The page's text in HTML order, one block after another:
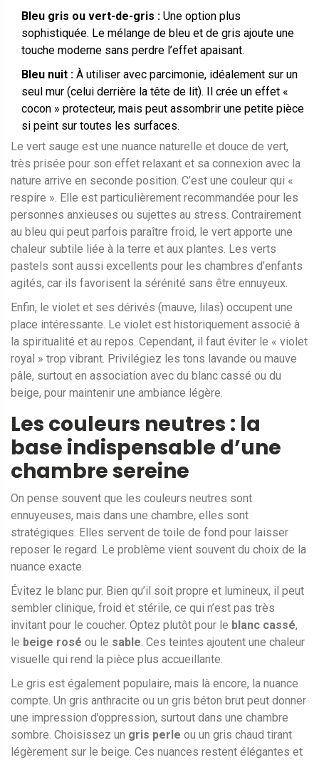
Bleu gris ou vert-de-gris : Une option plus
sophistiquée. Le mélange de bleu et de gris ajoute une
touche moderne sans perdre l’effet apaisant.
Bleu nuit : À utiliser avec parcimonie, idéalement sur un
seul mur (celui derrière la tête de lit). Il crée un effet «
cocon » protecteur, mais peut assombrir une petite pièce
si peint sur toutes les surfaces.
Le vert sauge est une nuance naturelle et douce de vert,
très prisée pour son effet relaxant et sa connexion avec la
nature arrive en seconde position. C’est une couleur qui «
respire ». Elle est particulièrement recommandée pour les
personnes anxieuses ou sujettes au stress. Contrairement
au bleu qui peut parfois paraître froid, le vert apporte une
chaleur subtile liée à la terre et aux plantes. Les verts
pastels sont aussi excellents pour les chambres d’enfants
agités, car ils favorisent la sérénité sans être ennuyeux.
Enfin, le violet et ses dérivés (mauve, lilas) occupent une
place intéressante. Le violet est historiquement associé à
la spiritualité et au repos. Cependant, il faut éviter le « violet
royal » trop vibrant. Privilégiez les tons lavande ou mauve
pâle, surtout en association avec du blanc cassé ou du
beige, pour maintenir une ambiance légère.
Les couleurs neutres : la
base indispensable d’une
chambre sereine
On pense souvent que les couleurs neutres sont
ennuyeuses, mais dans une chambre, elles sont
stratégiques. Elles servent de toile de fond pour laisser
reposer le regard. Le problème vient souvent du choix de la
nuance exacte.
Évitez le blanc pur. Bien qu’il soit propre et lumineux, il peut
sembler clinique, froid et stérile, ce qui n’est pas très
invitant pour le coucher. Optez plutôt pour le blanc cassé,
le beige rosé ou le sable. Ces teintes ajoutent une chaleur
visuelle qui rend la pièce plus accueillante.
Le gris est également populaire, mais là encore, la nuance
compte. Un gris anthracite ou un gris béton brut peut donner
une impression d’oppression, surtout dans une chambre
sombre. Choisissez un gris perle ou un gris chaud tirant
légèrement sur le beige. Ces nuances restent élégantes et